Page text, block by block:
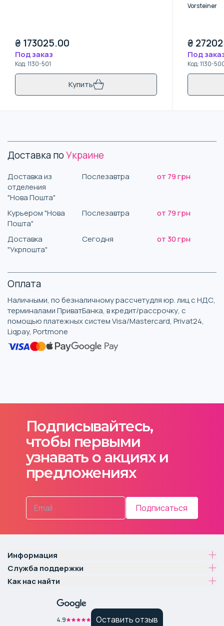
₴ 173025.00
Под заказ
Код:1130-501
Купить
Vorsteiner
₴
Под
Код:1130-
Доставка поУкраине
Доставка из
отделения
"Нова Пошта"
Послезавтра от 79 грн
Курьером "Нова
Пошта"
Послезавтра от 79 грн
Доставка
"Укрпошта"
Сегодня от 30 грн
Оплата
Наличными, по безналичному рассчетудля юр. лиц с НДС,
терминалами ПриватБанка, в кредит/рассрочку, с
помощью платежных систем Visa/Mastercard, Privat24,
Liqpay, Portmone
Подписывайтесь,
чтобы первыми
узнавать о акциях и
предложениях
Подписаться
Информация
Служба поддержки
Как нас найти
4.9 Оставить отзыв